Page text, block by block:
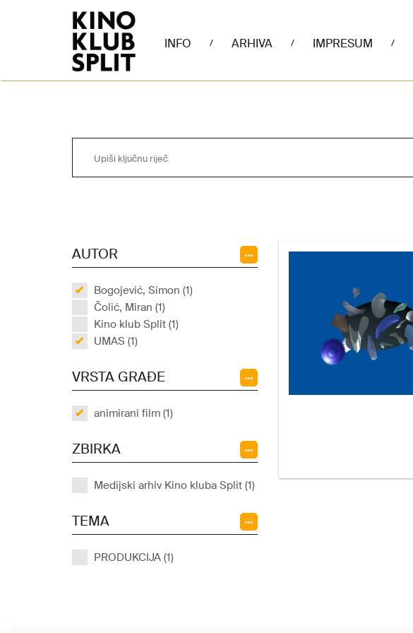
INFO / ARHIVA / IMPRESUM /
AUTOR
Bogojević, Simon (1)
Čolić, Miran (1)
Kino klub Split (1)
UMAS (1)
VRSTA GRAĐE
animirani film (1)
ZBIRKA
Medijski arhiv Kino kluba Split (1)
TEMA
PRODUKCIJA (1)